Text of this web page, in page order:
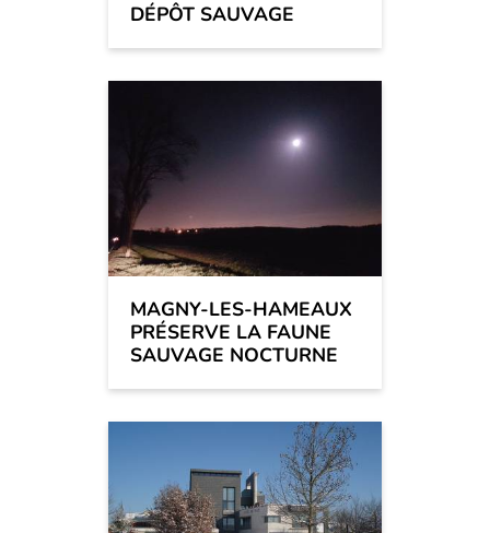
DÉPÔT SAUVAGE
MAGNY-LES-HAMEAUX
PRÉSERVE LA FAUNE
SAUVAGE NOCTURNE